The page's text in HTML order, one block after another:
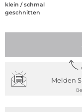
klein / schmal
geschnitten
Melden